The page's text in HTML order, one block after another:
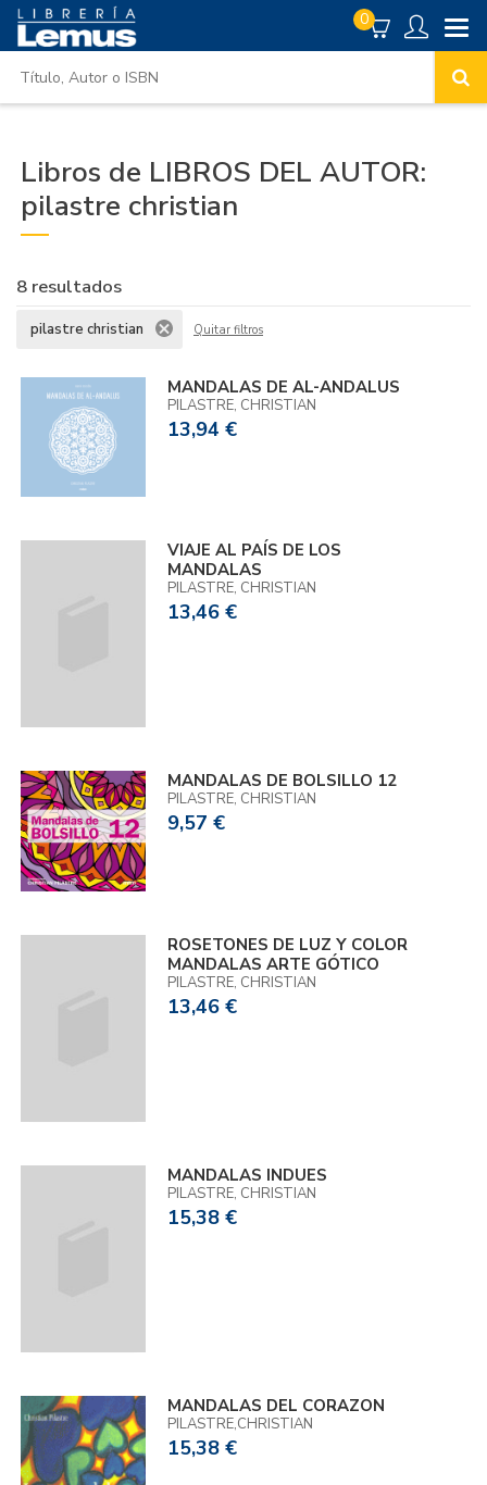
0
Libros de LIBROS DEL AUTOR:
pilastre christian
8 resultados
pilastre christian Quitar filtros
MANDALAS DE AL-ANDALUS
PILASTRE, CHRISTIAN
13,94 €
VIAJE AL PAÍS DE LOS
MANDALAS
PILASTRE, CHRISTIAN
13,46 €
MANDALAS DE BOLSILLO 12
PILASTRE, CHRISTIAN
9,57 €
ROSETONES DE LUZ Y COLOR
MANDALAS ARTE GÓTICO
PILASTRE, CHRISTIAN
13,46 €
MANDALAS INDUES
PILASTRE, CHRISTIAN
15,38 €
MANDALAS DEL CORAZON
PILASTRE,CHRISTIAN
15,38 €